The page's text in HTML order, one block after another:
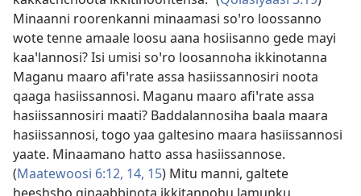
Minaanni roorenkanni minaamasi soꞌro loossanno
wote tenne amaale loosu aana hosiisanno gede mayi
kaaꞌlannosi? Isi umisi soꞌro loosannoha ikkinotanna
Maganu maaro afiꞌrate assa hasiissannosiri noota
qaaga hasiissannosi. Maganu maaro afiꞌrate assa
hasiissannosiri maati? Baddalannosiha baala maara
hasiissannosi, togo yaa galtesino maara hasiissannosi
yaate. Minaamano hatto assa hasiissannose.
(Maatewoosi 6:12, 14, 15) Mitu manni, galtete